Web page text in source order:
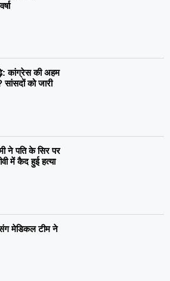
कांग्रेस की अहम
सांसदों को जारी
ने पति के सिर पर
में कैद हुई हत्या
मेडिकल टीम ने